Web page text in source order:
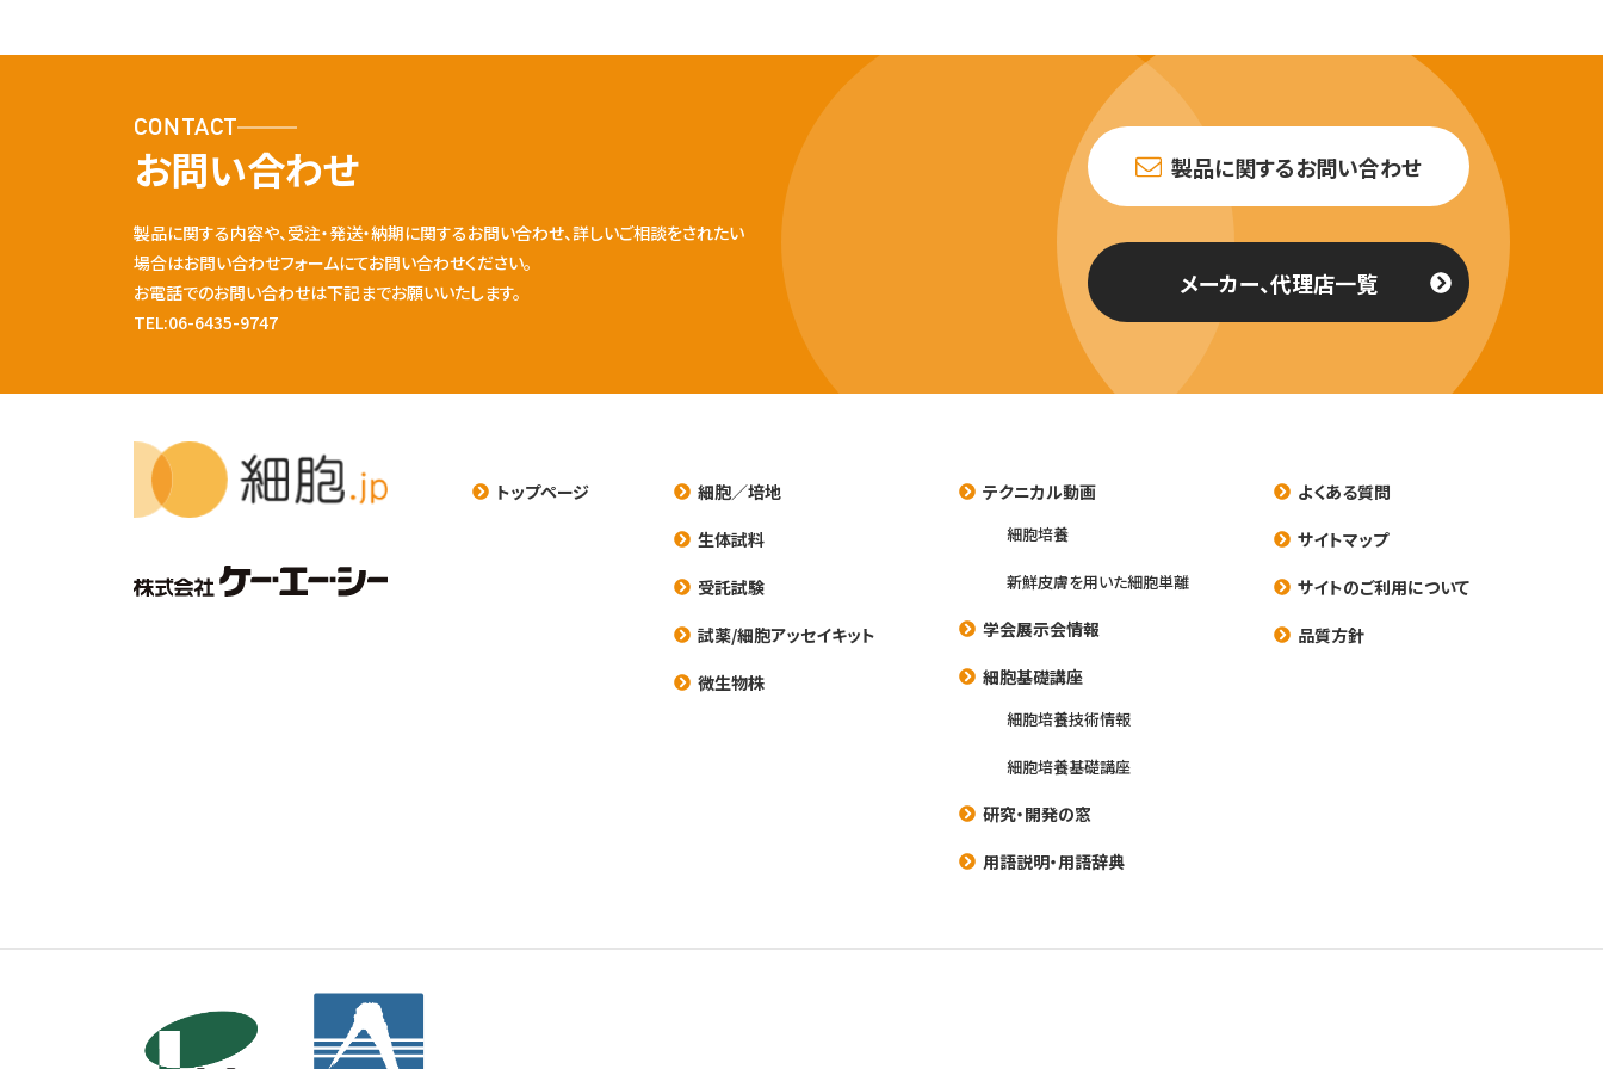
CONTACT
お問い合わせ
製品に関する内容や、受注・発送・納期に関するお問い合わせ、詳しいご相談をされたい
場合はお問い合わせフォームにてお問い合わせください。
お電話でのお問い合わせは下記までお願いいたします。
TEL:06-6435-9747
製品に関するお問い合わせ
メーカー、代理店一覧
トップページ
細胞／培地
生体試料
受託試験
試薬/細胞アッセイキット
微生物株
テクニカル動画
細胞培養
新鮮皮膚を用いた細胞単離
学会展示会情報
細胞基礎講座
細胞培養技術情報
細胞培養基礎講座
研究・開発の窓
用語説明・用語辞典
よくある質問
サイトマップ
サイトのご利用について
品質方針